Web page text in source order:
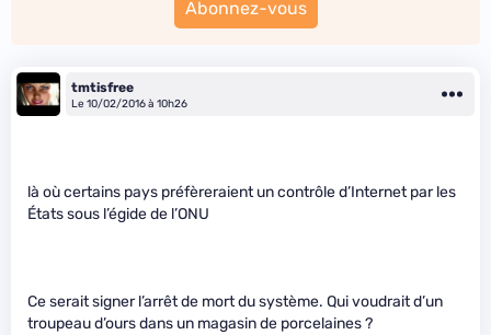
Abonnez-vous
tmtisfree
Le 10/02/2016 à 10h26
là où certains pays préfèreraient un contrôle d’Internet par les
États sous l’égide de l’ONU
Ce serait signer l’arrêt de mort du système. Qui voudrait d’un
troupeau d’ours dans un magasin de porcelaines ?